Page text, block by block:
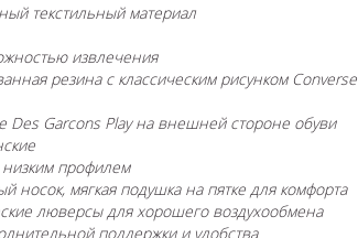
текстильный материал
извлечения
резина с классическим рисунком Converse
Des Garcons Play на внешней стороне обуви
низким профилем
носок, мягкая подушка на пятке для комфорта
люверсы для хорошего воздухообмена
поддержки и удобства